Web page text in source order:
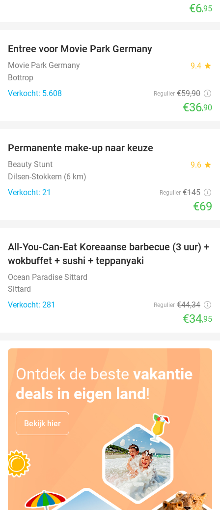
€6,95
Entree voor Movie Park Germany
Movie Park Germany 9.4 star
Bottrop
Verkocht: 5.608
Regulier €59,90
€36,90
Permanente make-up naar keuze
Beauty Stunt 9.6 star
Dilsen-Stokkem (6 km)
Verkocht: 21
Regulier €145
€69
21%
All-You-Can-Eat Koreaanse barbecue (3 uur) +
wokbuffet + sushi + teppanyaki
Ocean Paradise Sittard
Sittard
Verkocht: 281
Regulier €44,34
€34,95
Ontdek de beste vakantie
deals in eigen land!
Bekijk hier